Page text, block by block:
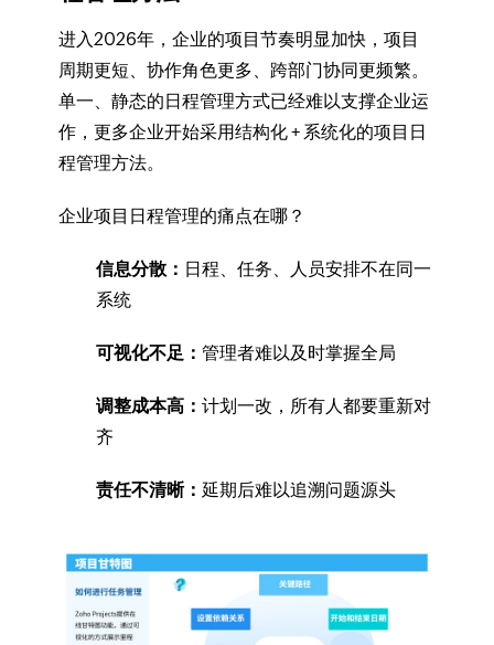
进入2026年，企业的项目节奏明显加快，项目
周期更短、协作角色更多、跨部门协同更频繁。
单一、静态的日程管理方式已经难以支撑企业运
作，更多企业开始采用结构化 + 系统化的项目日
程管理方法。
企业项目日程管理的痛点在哪？
信息分散： 日程、任务、人员安排不在同一
系统
可视化不足： 管理者难以及时掌握全局
调整成本高： 计划一改，所有人都要重新对
齐
责任不清晰： 延期后难以追溯问题源头